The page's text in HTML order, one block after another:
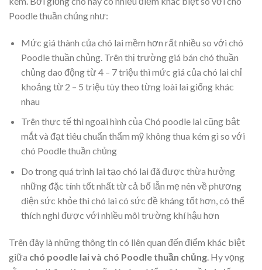
Poodle thuần chủng như:
Mức giá thành của chó lai mềm hơn rất nhiều so với chó
Poodle thuần chủng. Trên thị trường giá bán chó thuần
chủng dao động từ 4 – 7 triệu thì mức giá của chó lai chỉ
khoảng từ 2 – 5 triệu tùy theo từng loài lai giống khác
nhau
Trên thực tế thì ngoại hình của Chó poodle lai cũng bắt
mắt và đạt tiêu chuẩn thẩm mỹ không thua kém gì so với
chó Poodle thuần chủng
Do trong quá trình lai tạo chó lai đã được thừa hưởng
những đặc tính tốt nhất từ cả bố lẫn mẹ nên về phương
diện sức khỏe thì chó lai có sức đề kháng tốt hơn, có thể
thích nghi được với nhiều môi trường khí hậu hơn
Trên đây là những thông tin có liên quan đến điểm khác biệt
giữa chó poodle lai và chó Poodle thuần chủng . Hy vọng